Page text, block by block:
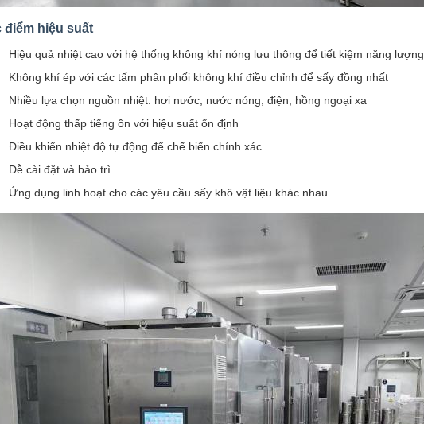
điểm hiệu suất
Hiệu quả nhiệt cao với hệ thống không khí nóng lưu thông để tiết kiệm năng lượng
Không khí ép với các tấm phân phối không khí điều chỉnh để sấy đồng nhất
Nhiều lựa chọn nguồn nhiệt: hơi nước, nước nóng, điện, hồng ngoại xa
Hoạt động thấp tiếng ồn với hiệu suất ổn định
Điều khiển nhiệt độ tự động để chế biến chính xác
Dễ cài đặt và bảo trì
Ứng dụng linh hoạt cho các yêu cầu sấy khô vật liệu khác nhau